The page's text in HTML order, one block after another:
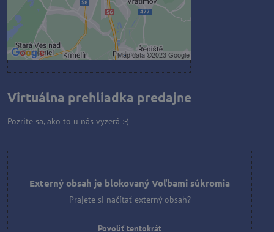
Povoliť a zapamätať - súhlas s
druhom cookie: Funkčné
Otvoriť obsah v novom okne
Virtuálna prehliadka predajne
Pozrite sa, ako to u nás vyzerá :-)
Externý obsah je blokovaný Voľbami súkromia
Prajete si načítať externý obsah?
Povoliť tentokrát